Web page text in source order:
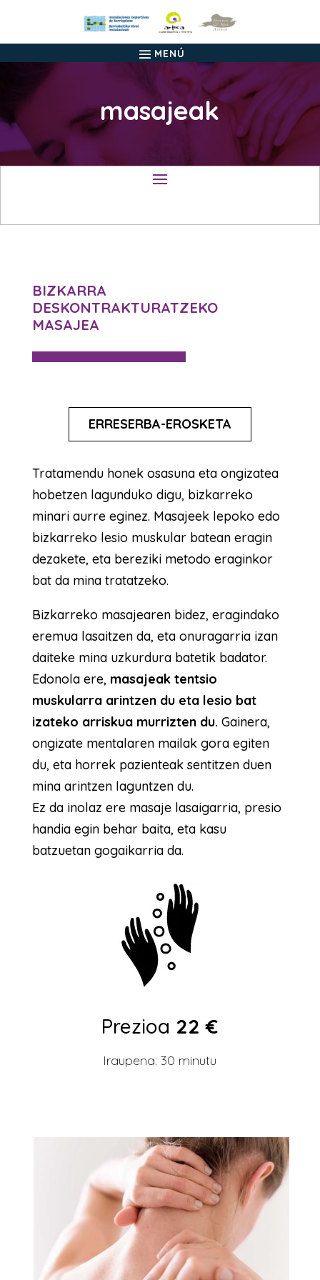
masajeak
BIZKARRA
DESKONTRAKTURATZEKO
MASAJEA
ERRESERBA-EROSKETA
Tratamendu honek osasuna eta ongizatea
hobetzen lagunduko digu, bizkarreko
minari aurre eginez. Masajeek lepoko edo
bizkarreko lesio muskular batean eragin
dezakete, eta bereziki metodo eraginkor
bat da mina tratatzeko.
Bizkarreko masajearen bidez, eragindako
eremua lasaitzen da, eta onuragarria izan
daiteke mina uzkurdura batetik badator.
Edonola ere, masajeak tentsio
muskularra arintzen du eta lesio bat
izateko arriskua murrizten du. Gainera,
ongizate mentalaren mailak gora egiten
du, eta horrek pazienteak sentitzen duen
mina arintzen laguntzen du.
Ez da inolaz ere masaje lasaigarria, presio
handia egin behar baita, eta kasu
batzuetan gogaikarria da.
Prezioa 22 €
Iraupena: 30 minutu